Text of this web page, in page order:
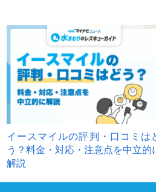
イースマイルの評判・口コミは
う？料金・対応・注意点を中立的
解説